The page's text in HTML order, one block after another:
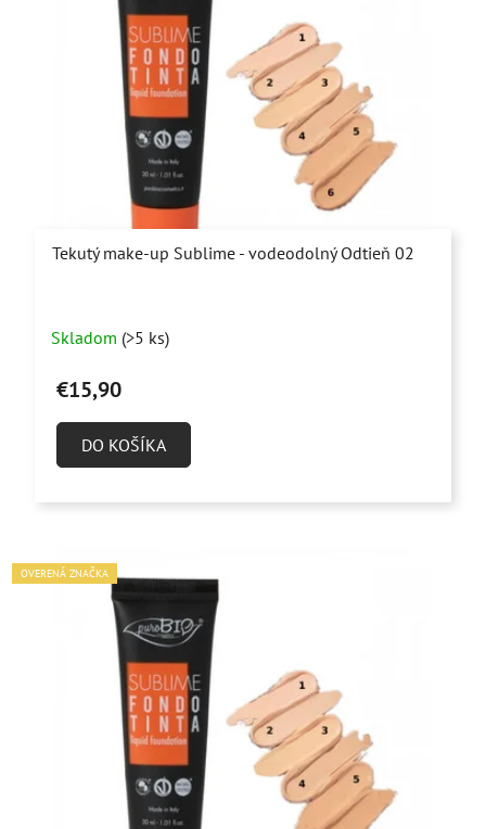
Tekutý make-up Sublime - vodeodolný Odtieň 02
Skladom (>5 ks)
€15,90
DO KOŠÍKA
OVERENÁ ZNAČKA